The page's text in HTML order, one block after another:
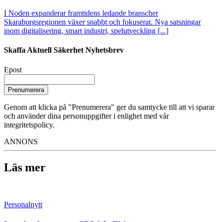
I Noden expanderar framtidens ledande branscher
Skaraborgsregionen växer snabbt och fokuserat. Nya satsningar
inom digitalisering, smart industri, spelutveckling [...]
Skaffa Aktuell Säkerhet Nyhetsbrev
Epost
Prenumerera
Genom att klicka på "Prenumerera" ger du samtycke till att vi sparar
och använder dina personuppgifter i enlighet med vår
integritetspolicy.
ANNONS
Läs mer
Personalnytt